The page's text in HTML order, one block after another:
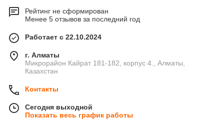
Рейтинг не сформирован
Менее 5 отзывов за последний год
Работает с 22.10.2024
г. Алматы
Микрорайон Кайрат 181-182, корпус 4., Алматы,
Казахстан
Контакты
Сегодня выходной
Показать весь график работы